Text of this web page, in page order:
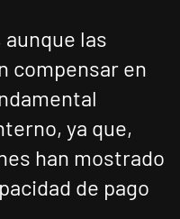
las
compensar en
ya que,
han mostrado
de pago